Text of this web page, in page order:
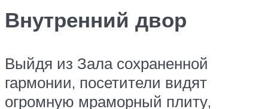
Внутренний двор
Выйдя из Зала сохраненной
гармонии, посетители видят
огромную мраморный плиту,